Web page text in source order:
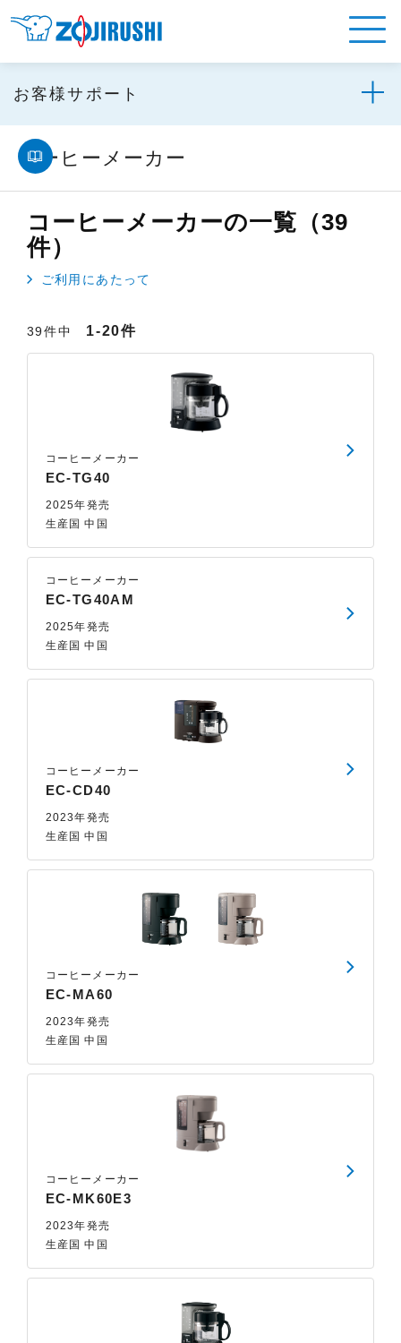
お客様サポート
コーヒーメーカー
コーヒーメーカーの一覧（39
件）
ご利用にあたって
39件中 1-20件
コーヒーメーカー
EC-TG40
2025年発売
生産国 中国
コーヒーメーカー
EC-TG40AM
2025年発売
生産国 中国
コーヒーメーカー
EC-CD40
2023年発売
生産国 中国
コーヒーメーカー
EC-MA60
2023年発売
生産国 中国
コーヒーメーカー
EC-MK60E3
2023年発売
生産国 中国